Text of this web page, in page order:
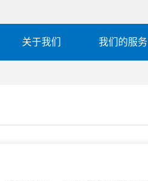
关于我们 我们的服务